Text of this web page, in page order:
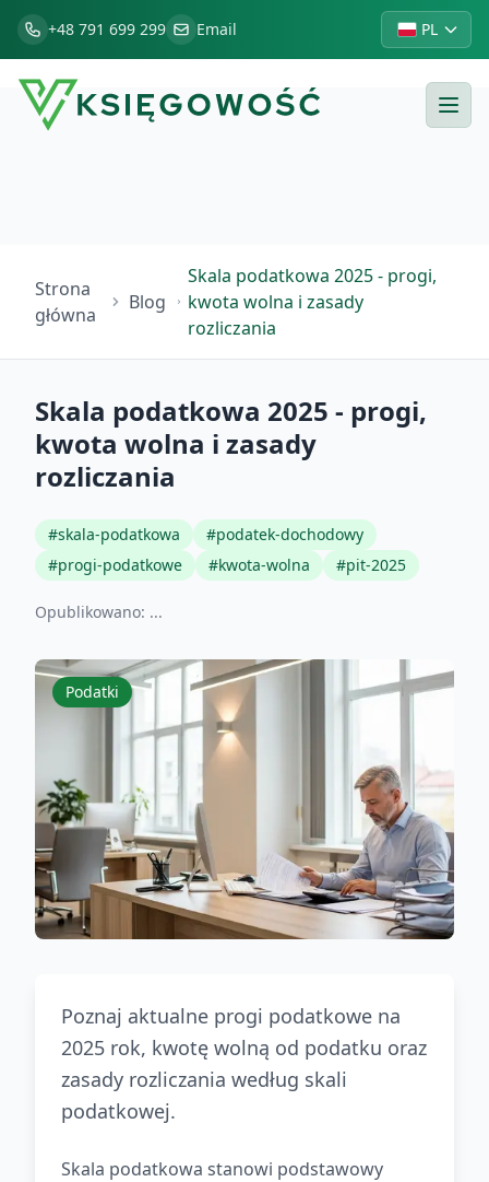
+48 791 699 299 Email PL
Strona
główna
Blog
Skala podatkowa 2025 - progi,
kwota wolna i zasady
rozliczania
Skala podatkowa 2025 - progi,
kwota wolna i zasady
rozliczania
#skala-podatkowa #podatek-dochodowy
#progi-podatkowe #kwota-wolna #pit-2025
Opublikowano: ...
Podatki
Poznaj aktualne progi podatkowe na
2025 rok, kwotę wolną od podatku oraz
zasady rozliczania według skali
podatkowej.
Skala podatkowa stanowi podstawowy